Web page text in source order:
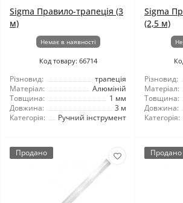
Sigma Правило-трапеція (3
м)
Немає в наявності
Код товару: 66714
Різновид:
трапеція
Матеріал:
Алюміній
Товщина:
1 мм
Довжина:
3 м
Категорія:
Ручний інструмент
Sigma
(2,5 м)
Різновид:
Матеріал:
Товщина:
Довжина:
Категорія:
Продано Продано